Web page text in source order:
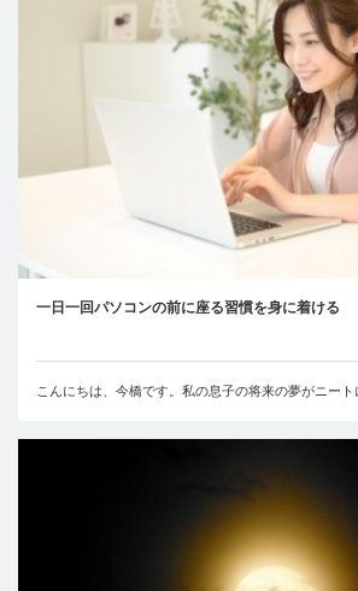
一日一回パソコンの前に座る習慣を身に着ける
こんにちは、今橋です。私の息子の将来の夢がニー